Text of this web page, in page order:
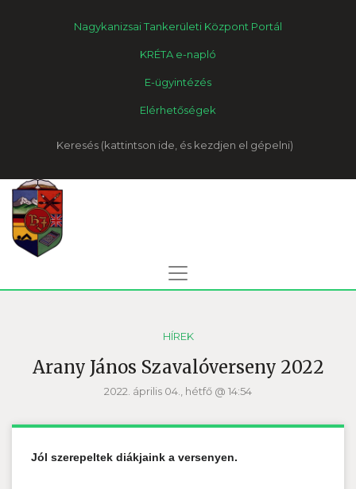
Nagykanizsai Tankerületi Központ Portál
KRÉTA e-napló
E-ügyintézés
Elérhetőségek
Keresés
HÍREK
Arany János Szavalóverseny 2022
2022. április 04., hétfő @ 14:54
Jól szerepeltek diákjaink a versenyen.